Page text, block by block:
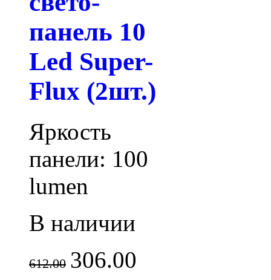
панель 10
Led Super-
Flux (2шт.)
Яркость
панели: 100
lumen
В наличии
612.00 306.00